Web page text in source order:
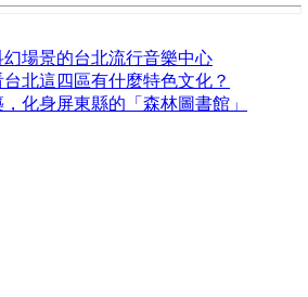
場景的台北流行音樂中心
北這四區有什麼特色文化？
化身屏東縣的「森林圖書館」